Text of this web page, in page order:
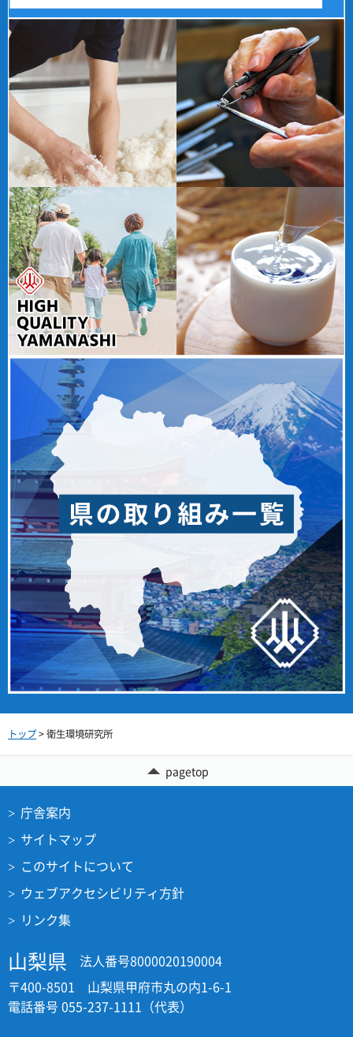
トップ> 衛生環境研究所
pagetop
庁舎案内
サイトマップ
このサイトについて
ウェブアクセシビリティ方針
リンク集
山梨県
法人番号8000020190004
〒400-8501 山梨県甲府市丸の内1-6-1
電話番号 055-237-1111（代表）